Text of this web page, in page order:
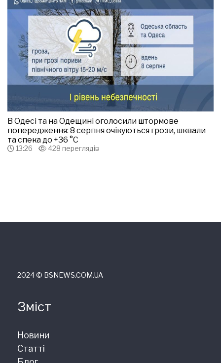
В Одесі та на Одещині оголосили штормове
попередження: 8 серпня очікуються грози, шквали
та спека до +36 °С
13:26 428 переглядів
2024 © ВSNEWS.COM.UA
Зміст
Новини
Статті